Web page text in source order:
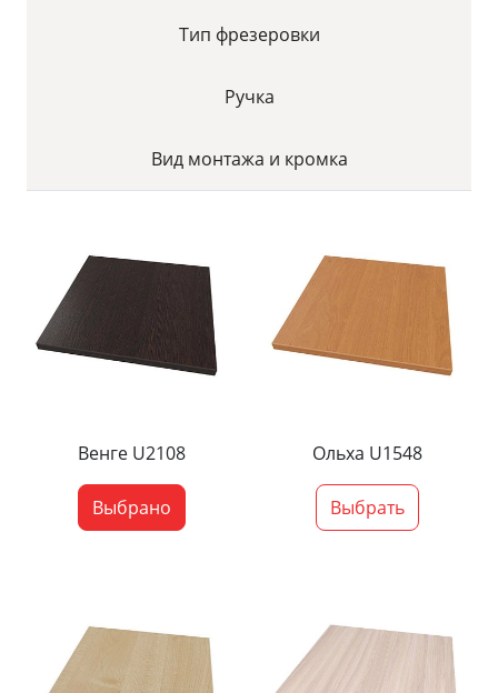
Тип фрезеровки
Ручка
Вид монтажа и кромка
Венге U2108
Выбрано
Ольха U1548
Выбрать